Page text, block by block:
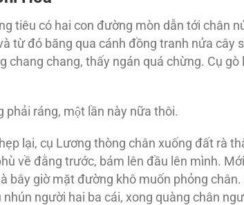
tiêu có hai con đường mòn dẫn tới chân
từ đó băng qua cánh đồng tranh nửa cây
chang chang, thấy ngán quá chừng. Cụ
phải ráng, một lần này nữa thôi.
lại, cụ Lương thòng chân xuống đất rà
về đằng trước, bám lên đầu lên mình.
bây giờ mặt đường khô muốn phỏng
người hai ba cái, xong quàng chân